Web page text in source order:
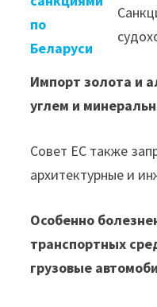
по
Беларуси
Импорт золота и
углем и
Совет ЕС также
архитектурные и
Особенно
транспортных
грузовые